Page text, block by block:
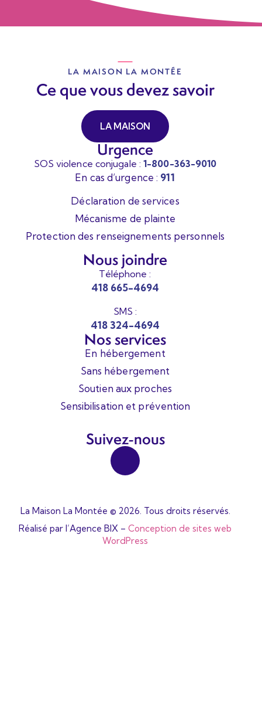
LA MAISON LA MONTÉE
Ce que vous devez savoir
LA MAISON
Urgence
SOS violence conjugale :1-800-363-9010
En cas d’urgence : 911
Déclaration de services
Mécanisme de plainte
Protection des renseignements personnels
Nous joindre
Téléphone :
418 665-4694
SMS :
418 324-4694
Nos services
En hébergement
Sans hébergement
Soutien aux proches
Sensibilisation et prévention
Suivez-nous
La Maison La Montée © 2026. Tous droits réservés.
Réalisé par l’Agence BIX – Conception de sites web
WordPress